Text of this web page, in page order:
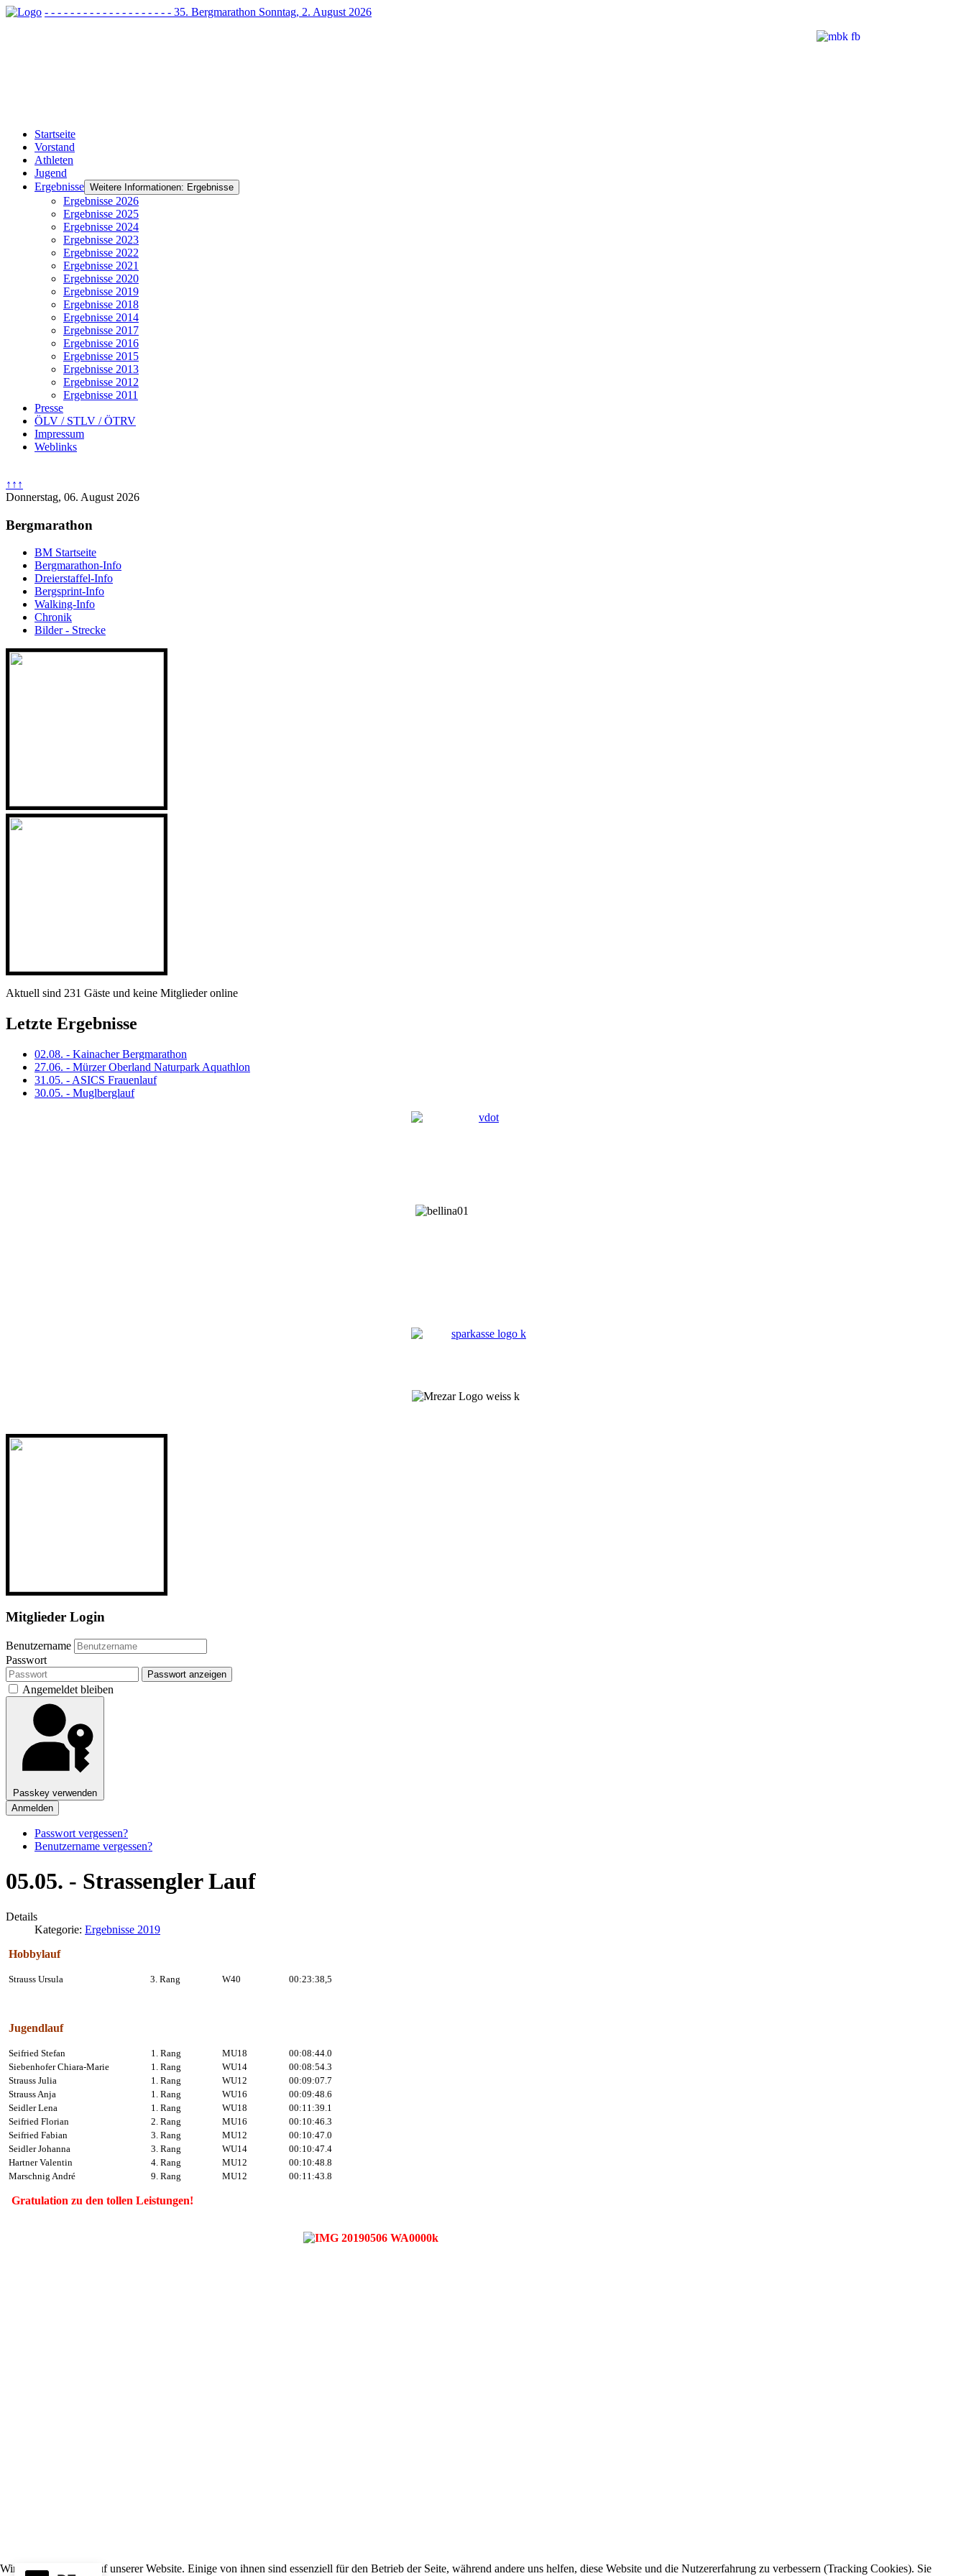
- - - - - - - - - - - - - - - - - - - - 35. Bergmarathon Sonntag, 2. August 2026
Startseite
Vorstand
Athleten
Jugend
Ergebnisse Weitere Informationen: Ergebnisse
Ergebnisse 2026
Ergebnisse 2025
Ergebnisse 2024
Ergebnisse 2023
Ergebnisse 2022
Ergebnisse 2021
Ergebnisse 2020
Ergebnisse 2019
Ergebnisse 2018
Ergebnisse 2014
Ergebnisse 2017
Ergebnisse 2016
Ergebnisse 2015
Ergebnisse 2013
Ergebnisse 2012
Ergebnisse 2011
Presse
ÖLV / STLV / ÖTRV
Impressum
Weblinks
↑↑↑
Donnerstag, 06. August 2026
Bergmarathon
BM Startseite
Bergmarathon-Info
Dreierstaffel-Info
Bergsprint-Info
Walking-Info
Chronik
Bilder - Strecke
Aktuell sind 231 Gäste und keine Mitglieder online
Letzte Ergebnisse
02.08. - Kainacher Bergmarathon
27.06. - Mürzer Oberland Naturpark Aquathlon
31.05. - ASICS Frauenlauf
30.05. - Muglberglauf
Mitglieder Login
Benutzername
Passwort
Passwort anzeigen
Angemeldet bleiben
Passkey verwenden
Anmelden
Passwort vergessen?
Benutzername vergessen?
05.05. - Strassengler Lauf
Details
Kategorie: Ergebnisse 2019
Hobbylauf
Strauss Ursula 3. Rang W40 00:23:38,5
Jugendlauf
Seifried Stefan 1. Rang MU18
00:08:44.0
Siebenhofer Chiara-Marie
1. Rang WU14
00:08:54.3
Strauss Julia
1. Rang WU12
00:09:07.7
Strauss Anja
1. Rang WU16
00:09:48.6
Seidler Lena
1. Rang WU18
00:11:39.1
Seifried Florian
2. Rang MU16
00:10:46.3
Seifried Fabian
3. Rang MU12
00:10:47.0
Seidler Johanna
3. Rang WU14
00:10:47.4
Hartner Valentin
4. Rang MU12
00:10:48.8
Marschnig André
9. Rang MU12 00:11:43.8
Gratulation zu den tollen Leistungen!
Wir nutzen Cookies auf unserer Website. Einige von ihnen sind essenziell für den Betrieb der Seite, während andere uns helfen, diese Website und die Nutzererfahrung zu verbessern (Tracking Cookies). Sie